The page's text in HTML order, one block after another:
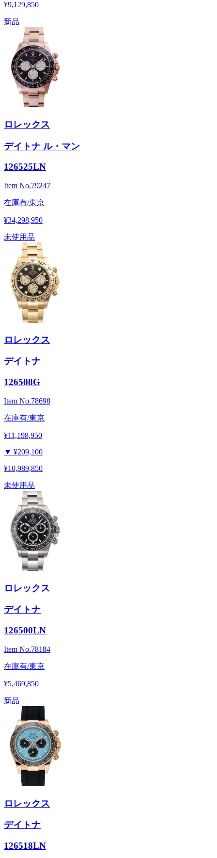
¥9,129,850
新品
ロレックス
デイトナ ル・マン
126525LN
Item No.79247
在庫有/東京
¥34,298,950
未使用品
ロレックス
デイトナ
126508G
Item No.78698
在庫有/東京
¥11,198,950
▼ ¥209,100
¥10,989,850
未使用品
ロレックス
デイトナ
126500LN
Item No.78184
在庫有/東京
¥5,469,850
新品
ロレックス
デイトナ
126518LN